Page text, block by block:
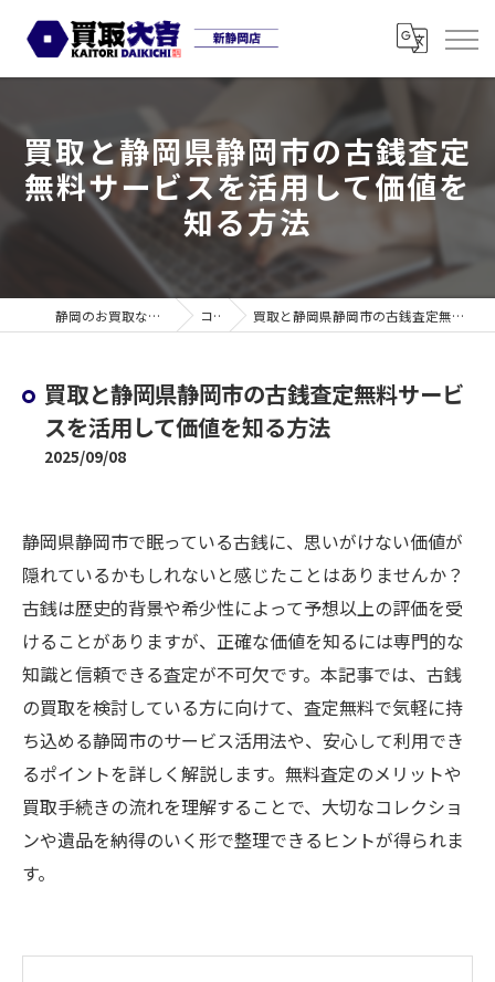
買取と静岡県静岡市の古銭査定
無料サービスを活用して価値を
知る方法
静岡のお買取なら買取大吉 新静岡店 コラム 買取と静岡県静岡市の古銭査定無料サービスを活用して価値を知る方法
買取と静岡県静岡市の古銭査定無料サービ
スを活用して価値を知る方法
2025/09/08
静岡県静岡市で眠っている古銭に、思いがけない価値が
隠れているかもしれないと感じたことはありませんか？
古銭は歴史的背景や希少性によって予想以上の評価を受
けることがありますが、正確な価値を知るには専門的な
知識と信頼できる査定が不可欠です。本記事では、古銭
の買取を検討している方に向けて、査定無料で気軽に持
ち込める静岡市のサービス活用法や、安心して利用でき
るポイントを詳しく解説します。無料査定のメリットや
買取手続きの流れを理解することで、大切なコレクショ
ンや遺品を納得のいく形で整理できるヒントが得られま
す。